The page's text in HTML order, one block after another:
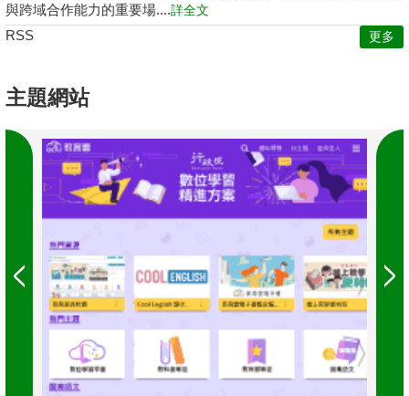
與跨域合作能力的重要場....詳全文
RSS 更多
主題網站